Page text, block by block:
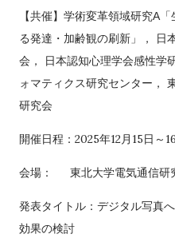
【共催】学術変革領域研究A
る発達・加齢観の刷新」， 日
会， 日本認知心理学会感性学
ォマティクス研究センター，
研究会
開催日程：2025年12月15日～
会場： 東北大学電気通信研
発表タイトル：デジタル写真
効果の検討